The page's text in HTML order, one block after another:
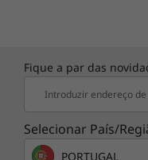
de longo alcance
C740. Saiba mais
*A disponibilidade varia
Fique a par das
Introduzir endereço
Selecionar País/
PORTUGAL